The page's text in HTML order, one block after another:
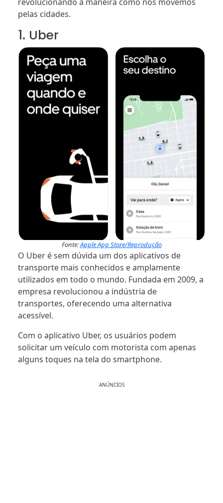
pelas cidades.
1. Uber
Fonte:Apple App Store/Reprodução
O Uber é sem dúvida um dos aplicativos de
transporte mais conhecidos e amplamente
utilizados em todo o mundo. Fundada em 2009, a
empresa revolucionou a indústria de
transportes, oferecendo uma alternativa
acessível.
Com o aplicativo Uber, os usuários podem
solicitar um veículo com motorista com apenas
alguns toques na tela do smartphone.
ANÚNCIOS